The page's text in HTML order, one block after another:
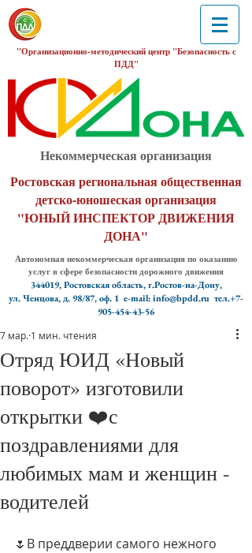
"Организационно-методический центр "Безопасность с
ПДД"
Некоммерческая организация
Ростовская региональная общественная
детско-юношеская организация
"ЮНЫЙ ИНСПЕКТОР ДВИЖЕНИЯ
ДОНА"
Автономная некоммерческая организация по оказанию
услуг в сфере безопасности дорожного движения
344019, Ростовская область, г.Ростов-на-Дону,
ул. Ченцова, д. 98/87, оф. 1 e-mail: info@bpdd.ru тел.+7-
905-454-43-56
Отряд ЮИД «Новый
поворот» изготовили
открытки ❤️с
поздравлениями для
любимых мам и женщин -
водителей
7 мар. 1 мин. чтения
🌷В преддверии самого нежного